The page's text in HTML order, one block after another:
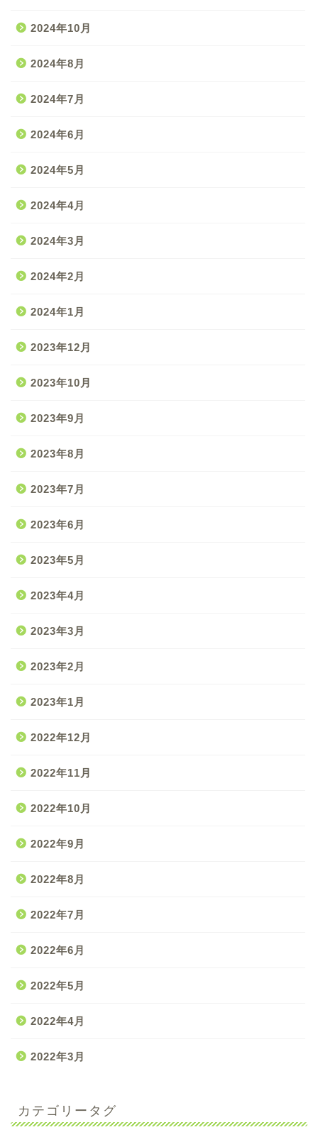
2024年10月
2024年8月
2024年7月
2024年6月
2024年5月
2024年4月
2024年3月
2024年2月
2024年1月
2023年12月
2023年10月
2023年9月
2023年8月
2023年7月
2023年6月
2023年5月
2023年4月
2023年3月
2023年2月
2023年1月
2022年12月
2022年11月
2022年10月
2022年9月
2022年8月
2022年7月
2022年6月
2022年5月
2022年4月
2022年3月
カテゴリータグ